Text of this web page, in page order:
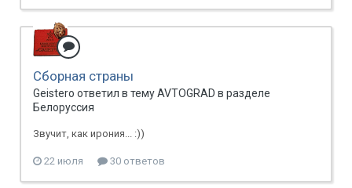
Сборная страны
Geistero ответил в тему AVTOGRAD в разделе
Белоруссия
Звучит, как ирония... :))
22 июля 30 ответов